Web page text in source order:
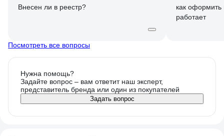
Внесен ли в реестр?
как оформить
работает
Посмотреть все вопросы
Нужна помощь?
Задайте вопрос – вам ответит наш эксперт,
представитель бренда или один из покупателей
Задать вопрос